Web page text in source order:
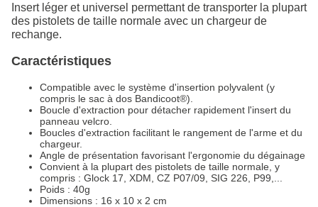
Insert léger et universel permettant de transporter la plupart
des pistolets de taille normale avec un chargeur de
rechange.
Caractéristiques
Compatible avec le système d'insertion polyvalent (y
compris le sac à dos Bandicoot®).
Boucle d'extraction pour détacher rapidement l'insert du
panneau velcro.
Boucles d'extraction facilitant le rangement de l'arme et du
chargeur.
Angle de présentation favorisant l'ergonomie du dégainage
Convient à la plupart des pistolets de taille normale, y
compris : Glock 17, XDM, CZ P07/09, SIG 226, P99,...
Poids : 40g
Dimensions : 16 x 10 x 2 cm